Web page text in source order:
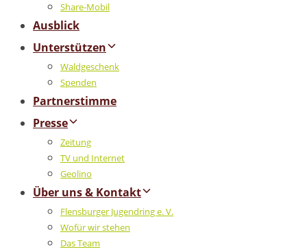
Share-Mobil
Ausblick
Unterstützen
Waldgeschenk
Spenden
Partnerstimme
Presse
Zeitung
TV und Internet
Geolino
Über uns & Kontakt
Flensburger Jugendring e. V.
Wofür wir stehen
Das Team